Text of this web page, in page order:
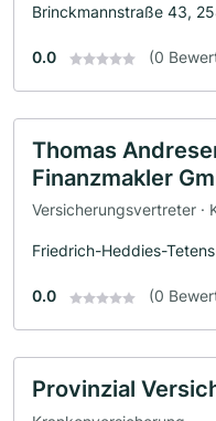
Brinckmannstraße 43,
0.0 (0
Thomas
Finanzmakler
Versicherungsvertreter ·
Friedrich-Heddies-
0.0 (0
Provinzial